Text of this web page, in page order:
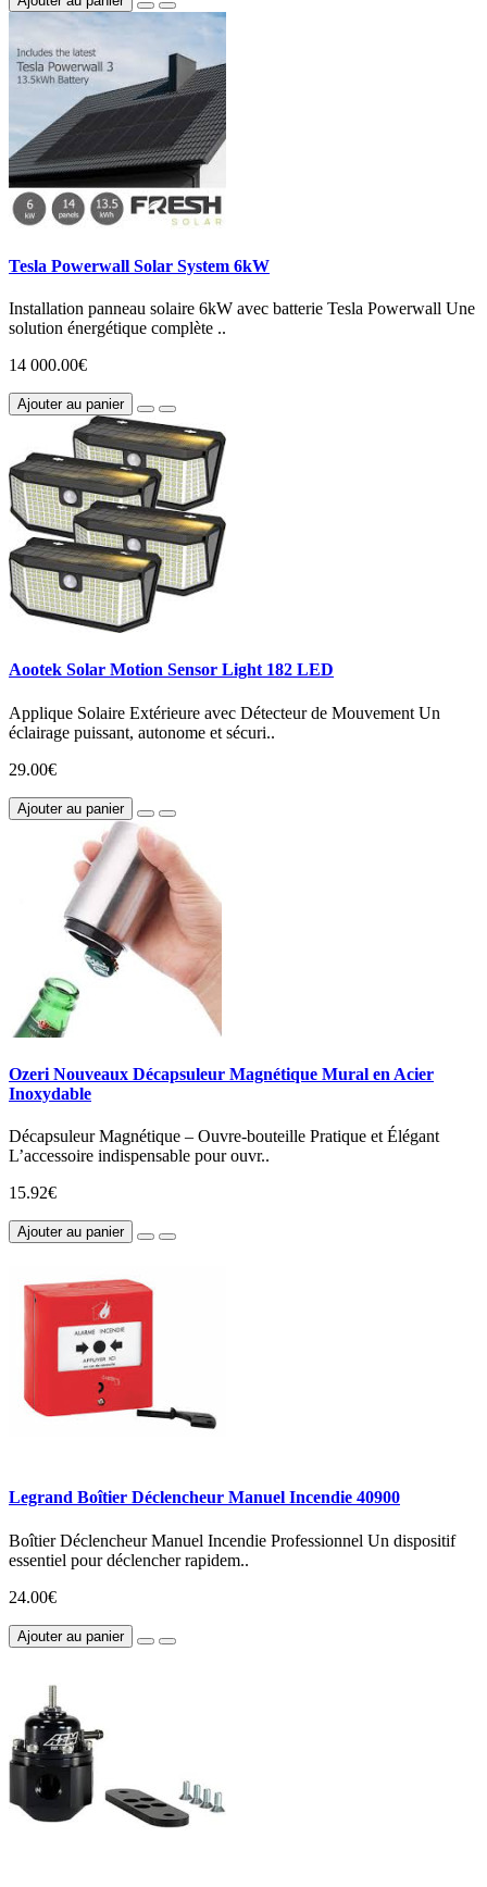
Tesla Powerwall Solar System 6kW
Installation panneau solaire 6kW avec batterie Tesla Powerwall Une
solution énergétique complète ..
14 000.00€
Ajouter au panier
Aootek Solar Motion Sensor Light 182 LED
Applique Solaire Extérieure avec Détecteur de Mouvement Un
éclairage puissant, autonome et sécuri..
29.00€
Ajouter au panier
Ozeri Nouveaux Décapsuleur Magnétique Mural en Acier
Inoxydable
Décapsuleur Magnétique – Ouvre-bouteille Pratique et Élégant
L’accessoire indispensable pour ouvr..
15.92€
Ajouter au panier
Legrand Boîtier Déclencheur Manuel Incendie 40900
Boîtier Déclencheur Manuel Incendie Professionnel Un dispositif
essentiel pour déclencher rapidem..
24.00€
Ajouter au panier